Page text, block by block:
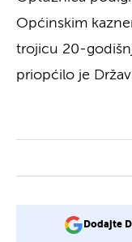
Općinskim
trojicu 20-
priopćilo je
Dodajte